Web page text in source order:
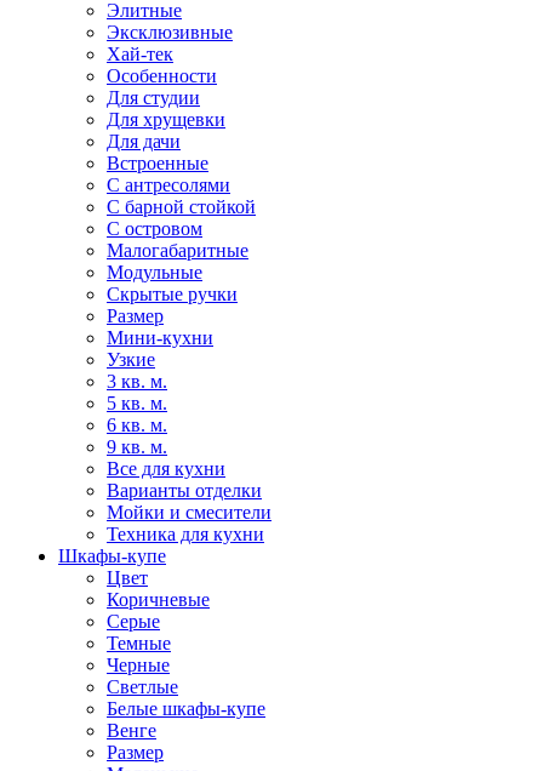
Элитные
Эксклюзивные
Хай-тек
Особенности
Для студии
Для хрущевки
Для дачи
Встроенные
С антресолями
С барной стойкой
С островом
Малогабаритные
Модульные
Скрытые ручки
Размер
Мини-кухни
Узкие
3 кв. м.
5 кв. м.
6 кв. м.
9 кв. м.
Все для кухни
Варианты отделки
Мойки и смесители
Техника для кухни
Шкафы-купе
Цвет
Коричневые
Серые
Темные
Черные
Светлые
Белые шкафы-купе
Венге
Размер